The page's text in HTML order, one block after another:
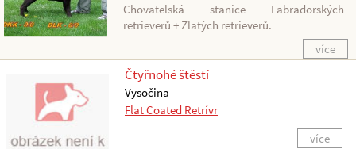
Chovatelská stanice Labradorských
retrieverů + Zlatých retrieverů.
více
Čtyřnohé štěstí
Vysočina
Flat Coated Retrívr
více